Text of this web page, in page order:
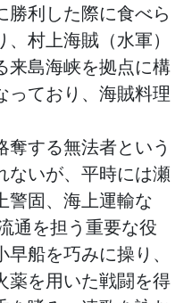
勝利した際に食べら
村上海賊（水軍）
来島海峡を拠点に構
っており、海賊料理
する無法者という
ないが、平時には瀬
警固、海上運輸な
通を担う重要な役
船を巧みに操り、
薬を用いた戦闘を得